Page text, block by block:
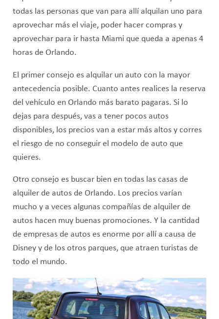
todas las personas que van para allí alquilan uno para
aprovechar más el viaje, poder hacer compras y
aprovechar para ir hasta Miami que queda a apenas 4
horas de Orlando.
El primer consejo es alquilar un auto con la mayor
antecedencia posible. Cuanto antes realices la reserva
del vehículo en Orlando más barato pagaras. Si lo
dejas para después, vas a tener pocos autos
disponibles, los precios van a estar más altos y corres
el riesgo de no conseguir el modelo de auto que
quieres.
Otro consejo es buscar bien en todas las casas de
alquiler de autos de Orlando. Los precios varían
mucho y a veces algunas compañías de alquiler de
autos hacen muy buenas promociones. Y la cantidad
de empresas de autos es enorme por allí a causa de
Disney y de los otros parques, que atraen turistas de
todo el mundo.